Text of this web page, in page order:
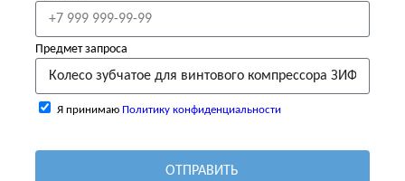
Предмет запроса
Я принимаю Политику конфиденциальности
ОТПРАВИТЬ